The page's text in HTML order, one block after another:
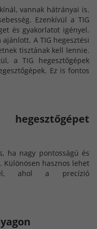
vannak hátrányai is.
Ezenkívül a TIG
és gyakorlatot igényel.
A TIG hegesztési
tisztának kell lennie.
a TIG hegesztőgépek
Ez is fontos
ha nagy pontosságú és
Különösen hasznos lehet
ahol a precízió